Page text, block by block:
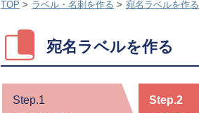
TOP ラベル・名刺を作る 宛名ラベルを作る
宛名ラベルを作る
Step.1
Step.2